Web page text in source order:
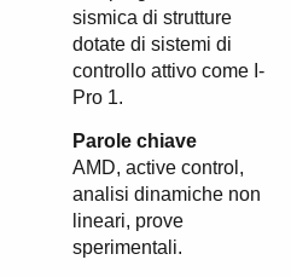
sismica di strutture
dotate di sistemi di
controllo attivo come I-
Pro 1.
Parole chiave
AMD, active control,
analisi dinamiche non
lineari, prove
sperimentali.